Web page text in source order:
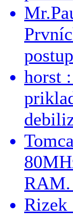
horst
RAM.
Rizek